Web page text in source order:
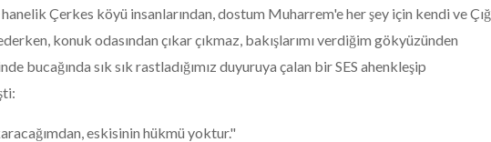
Çerkes köyü insanlarından, dostum Muharrem'e her şey için kendi ve Çığ
konuk odasından çıkar çıkmaz, bakışlarımı verdiğim gökyüzünden
bucağında sık sık rastladığımız duyuruya çalan bir SES ahenkleşip
eskisinin hükmü yoktur."